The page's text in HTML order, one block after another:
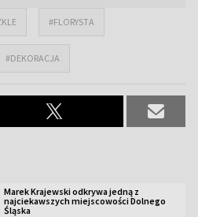
#FLORYSTA
#DEKORACJA
Marek Krajewski odkrywa jedną z
najciekawszych miejscowości Dolnego
Śląska